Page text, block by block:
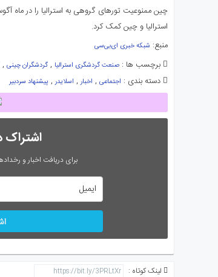
چین ممنوعیت تورهای گروهی به استرالیا را در ماه
استرالیا و چین کمک کرد.
منبع: شبکه خبری ای‌بی‌سی
برچسب ها : صنعت گردشگری استرالیا , گردشگران چینی ,
دسته بندی : اجتماعی , اخبار, اسلایدر, پیشنهاد سردبیر
اشتراک
برای دریافت اخبار و
لینک کوتاه :